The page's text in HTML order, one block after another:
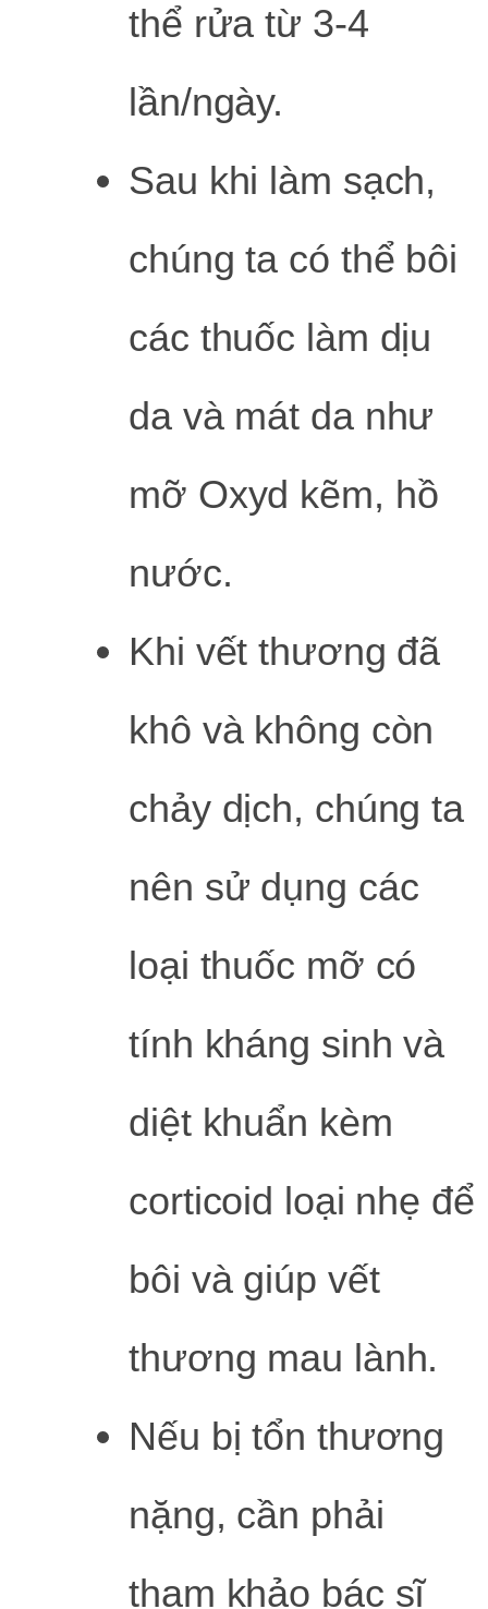
thể rửa từ 3-4
lần/ngày.
Sau khi làm sạch,
chúng ta có thể bôi
các thuốc làm dịu
da và mát da như
mỡ Oxyd kẽm, hồ
nước.
Khi vết thương đã
khô và không còn
chảy dịch, chúng ta
nên sử dụng các
loại thuốc mỡ có
tính kháng sinh và
diệt khuẩn kèm
corticoid loại nhẹ để
bôi và giúp vết
thương mau lành.
Nếu bị tổn thương
nặng, cần phải
tham khảo bác sĩ